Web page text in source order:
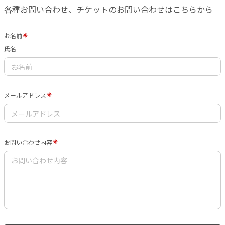
各種お問い合わせ、チケットのお問い合わせはこちらから
お名前
氏名
メールアドレス
お問い合わせ内容